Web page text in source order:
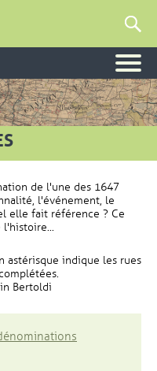
de l'une des 1647
l'événement, le
elle fait référence ? Ce
astérisque indique les rues
Bertoldi